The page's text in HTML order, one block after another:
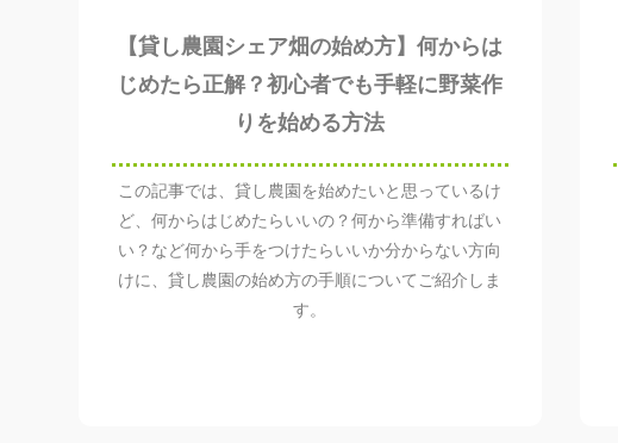
【貸し農園シェア畑の始め方】何からは
じめたら正解？初心者でも手軽に野菜作
りを始める方法
この記事では、貸し農園を始めたいと思っているけ
ど、何からはじめたらいいの？何から準備すればい
い？など何から手をつけたらいいか分からない方向
けに、貸し農園の始め方の手順についてご紹介しま
す。